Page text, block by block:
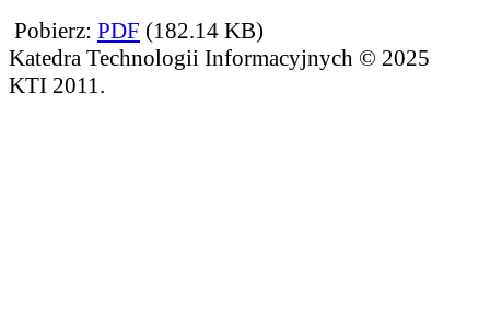
Pobierz: PDF (182.14 KB)
Katedra Technologii Informacyjnych © 2025
KTI 2011.